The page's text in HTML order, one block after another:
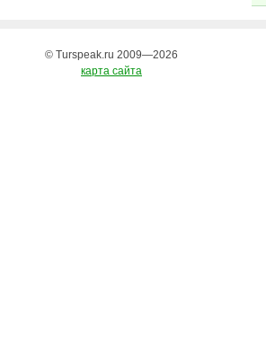
© Turspeak.ru 2009—2026
карта сайта